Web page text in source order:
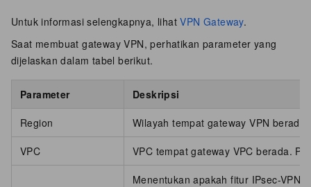
Untuk informasi selengkapnya, lihatVPN Gateway.
Saat membuat gateway VPN, perhatikan parameter yang
dijelaskan dalam tabel berikut.
Parameter Deskripsi
Region Wilayah tempat gateway VPN
VPC VPC tempat gateway VPC berada.
Menentukan apakah fitur IPsec-VPN